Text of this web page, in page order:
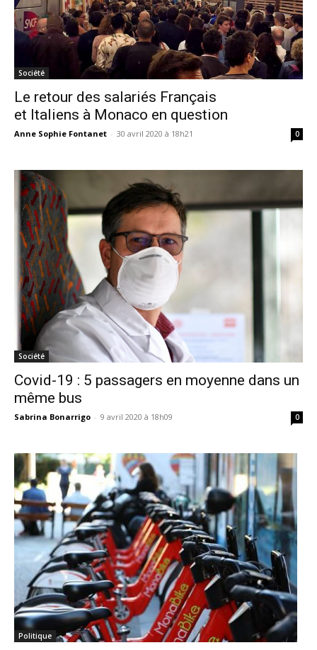
Société
Le retour des salariés Français
et Italiens à Monaco en question
Anne Sophie Fontanet - 30 avril 2020 à 18h21 0
Société
Covid-19 : 5 passagers en moyenne dans un
même bus
Sabrina Bonarrigo - 9 avril 2020 à 18h09 0
Politique